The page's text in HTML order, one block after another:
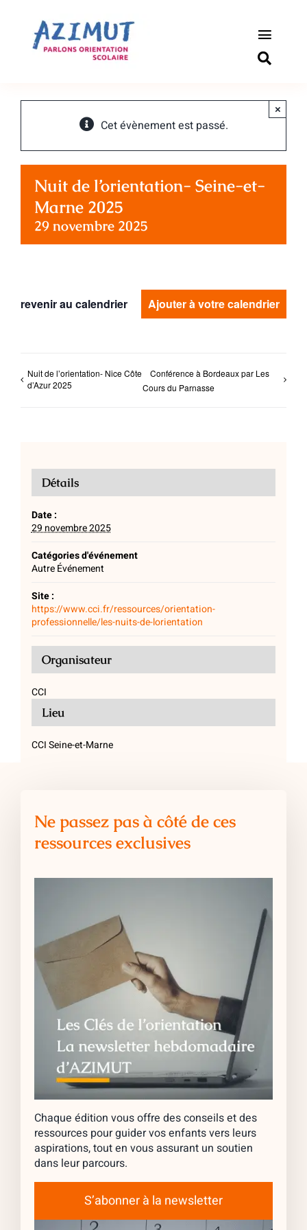
contenu
Toggle
Outils
Qui
Cet évènement est passé.
×
Nuit de l’orientation- Seine-et-
Marne 2025
29 novembre 2025
revenir au calendrier Ajouter à votre calendrier
Nuit de l’orientation- Nice Côte
d’Azur 2025
Conférence à Bordeaux par Les
Cours du Parnasse
Détails
Date :
29 novembre 2025
Catégories d'événement
Autre Événement
Site :
https://www.cci.fr/ressources/orientation-
professionnelle/les-nuits-de-lorientation
Lieu
CCI Seine-et-Marne
Organisateur
CCI
Ne passez pas à côté de ces
ressources exclusives
Chaque édition vous offre des conseils et des
ressources pour guider vos enfants vers leurs
aspirations, tout en vous assurant un soutien
dans leur parcours.
S’abonner à la newsletter